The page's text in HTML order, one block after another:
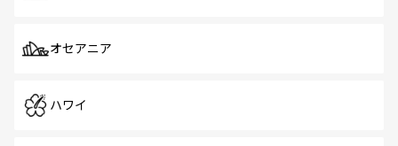
オセアニア
ハワイ